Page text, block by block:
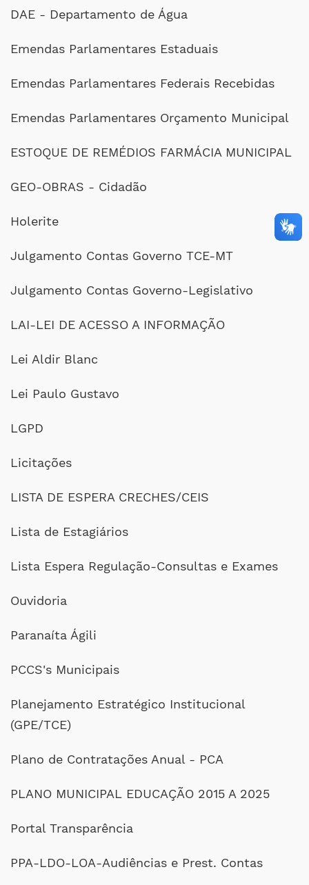
DAE - Departamento de Água
Emendas Parlamentares Estaduais
Emendas Parlamentares Federais Recebidas
Emendas Parlamentares Orçamento Municipal
ESTOQUE DE REMÉDIOS FARMÁCIA MUNICIPAL
GEO-OBRAS - Cidadão
Holerite
Julgamento Contas Governo TCE-MT
Julgamento Contas Governo-Legislativo
LAI-LEI DE ACESSO A INFORMAÇÃO
Lei Aldir Blanc
Lei Paulo Gustavo
LGPD
Licitações
LISTA DE ESPERA CRECHES/CEIS
Lista de Estagiários
Lista Espera Regulação-Consultas e Exames
Ouvidoria
Paranaíta Ágili
PCCS's Municipais
Planejamento Estratégico Institucional
(GPE/TCE)
Plano de Contratações Anual - PCA
PLANO MUNICIPAL EDUCAÇÃO 2015 A 2025
Portal Transparência
PPA-LDO-LOA-Audiências e Prest. Contas